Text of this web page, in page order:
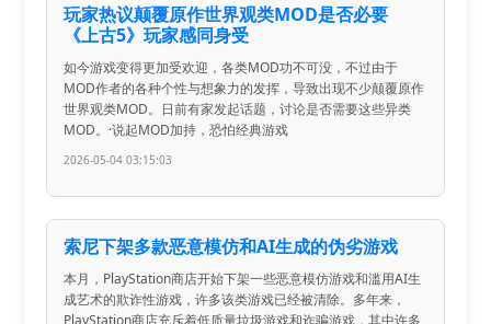
玩家热议颠覆原作世界观类MOD是否必要
《上古5》玩家感同身受
如今游戏变得更加受欢迎，各类MOD功不可没，不过由于
MOD作者的各种个性与想象力的发挥，导致出现不少颠覆原作
世界观类MOD。日前有家发起话题，讨论是否需要这些异类
MOD。·说起MOD加持，恐怕经典游戏
2026-05-04 03:15:03
索尼下架多款恶意模仿和AI生成的伪劣游戏
本月，PlayStation商店开始下架一些恶意模仿游戏和滥用AI生
成艺术的欺诈性游戏，许多该类游戏已经被清除。多年来，
PlayStation商店充斥着低质量垃圾游戏和诈骗游戏，其中许多